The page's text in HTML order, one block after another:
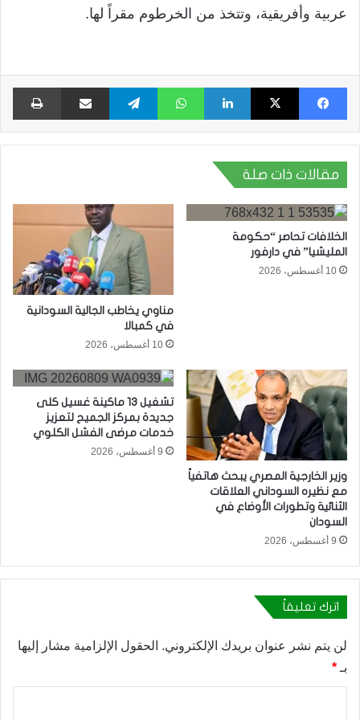
عربية وأفريقية، وتتخذ من الخرطوم مقراً لها.
فيسبوك X لينكدإن واتساب تيلقرام مشاركة عبر البريد
مقالات ذات صلة
الخلافات تحاصر “حكومة
المليشيا” في دارفور
10 أغسطس، 2026
مناوي يخاطب الجالية السودانية
في كمبالا
10 أغسطس، 2026
وزير الخارجية المصري يبحث هاتفياً
مع نظيره السوداني العلاقات
الثنائية وتطورات الأوضاع في
السودان
9 أغسطس، 2026
تشغيل 13 ماكينة غسيل كلى
جديدة بمركز الجميح لتعزيز
خدمات مرضى الفشل الكلوي
9 أغسطس، 2026
اترك تعليقاً
لن يتم نشر عنوان بريدك الإلكتروني. الحقول الإلزامية مشار إليها
بـ *